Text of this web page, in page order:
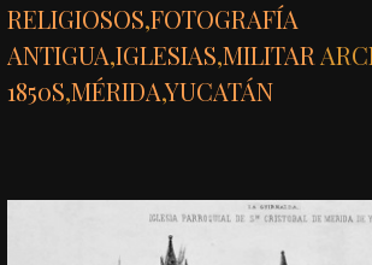
RELIGIOSOS,FOTOGRAFÍA
ANTIGUA,IGLESIAS,MILITAR
1850S,MÉRIDA,YUCATÁN